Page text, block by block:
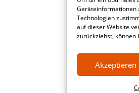
Geräteinformationen
Technologien
auf dieser Website
zurückziehst,
Akzeptieren